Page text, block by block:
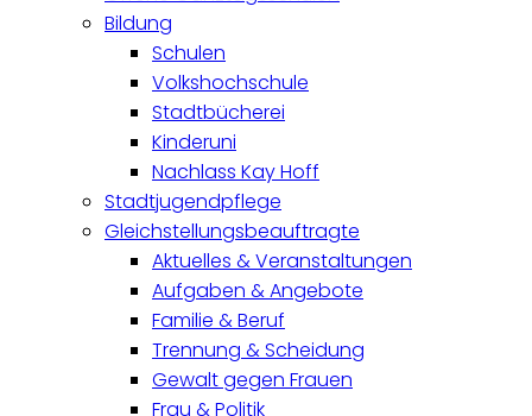
Bildung
Schulen
Volkshochschule
Stadtbücherei
Kinderuni
Nachlass Kay Hoff
Stadtjugendpflege
Gleichstellungsbeauftragte
Aktuelles & Veranstaltungen
Aufgaben & Angebote
Familie & Beruf
Trennung & Scheidung
Gewalt gegen Frauen
Frau & Politik